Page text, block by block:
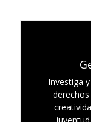
Investiga